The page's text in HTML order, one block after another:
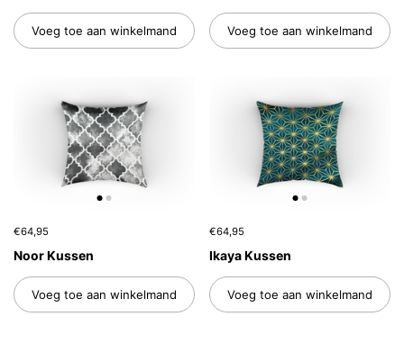
Voeg toe aan winkelmand Voeg toe aan winkelmand
€64,95
Noor Kussen
Voeg toe aan winkelmand
€64,95
Ikaya Kussen
Voeg toe aan winkelmand